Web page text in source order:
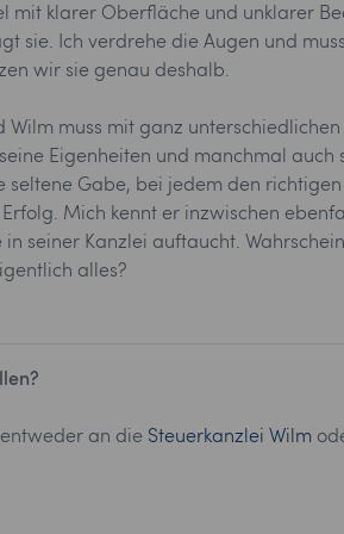
mit klarer Oberfläche und unklarer
sie. Ich verdrehe die Augen und
wir sie genau deshalb.
muss mit ganz
Eigenheiten und manchmal auch
seltene Gabe, bei jedem den
Mich kennt er inzwischen
in seiner Kanzlei auftaucht.
alles?
an die Steuerkanzlei Wilm